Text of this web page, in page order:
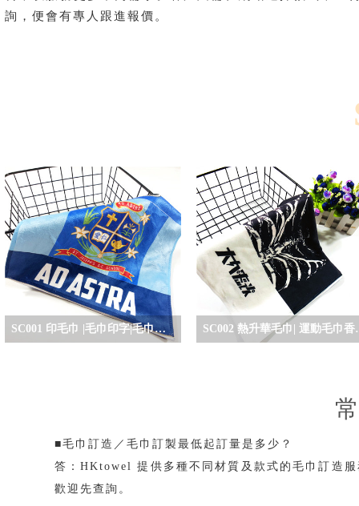
詢，便會有專人跟進報價。
SC001 印毛巾 |毛巾印字|毛巾印刷| 印毛巾香港 SC002 熱
■毛巾訂造／毛巾訂製最低起訂量是多少？
答：HKtowel 提供多種不同材質及款式的毛巾訂造
歡迎先查詢。